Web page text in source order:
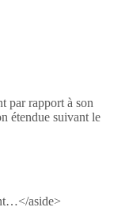
par rapport à son
étendue suivant le
aside>